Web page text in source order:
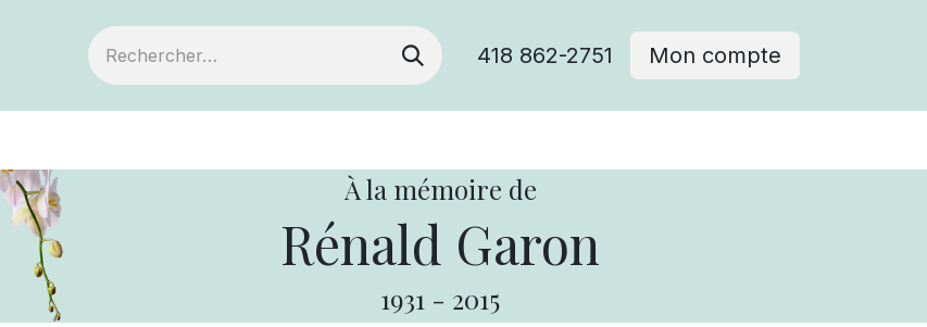
418 862-2751 Mon compte
À la mémoire de
Rénald Garon
1931 - 2015